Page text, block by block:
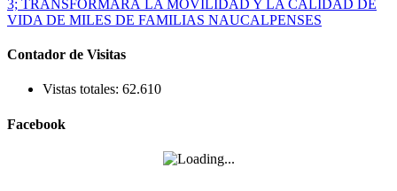
Contador de Visitas
Vistas totales: 62.610
Facebook